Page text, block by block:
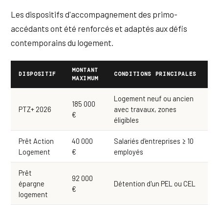
Les dispositifs d'accompagnement des primo-
accédants ont été renforcés et adaptés aux défis
contemporains du logement.
DISPOSITIF
MONTANT
MAXIMUM
CONDITIONS PRINCIPALES
PTZ+ 2026
185 000
€
Logement neuf ou ancien
avec travaux, zones
éligibles
Prêt Action
Logement
40 000
€
Salariés d'entreprises ≥ 10
employés
Prêt
épargne
logement
92 000
€
Détention d'un PEL ou CEL